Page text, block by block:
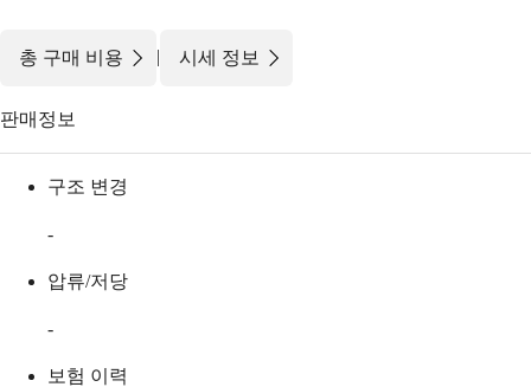
총 구매 비용 | 시세 정보
판매정보
구조 변경
-
압류/저당
-
보험 이력